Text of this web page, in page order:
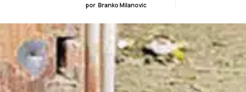
por Branko Milanovic